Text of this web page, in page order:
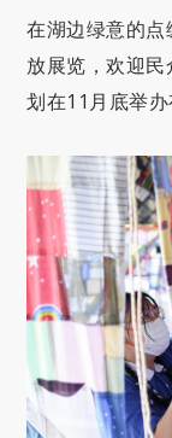
在湖边绿意的
放展览，欢迎
划在11月底举办